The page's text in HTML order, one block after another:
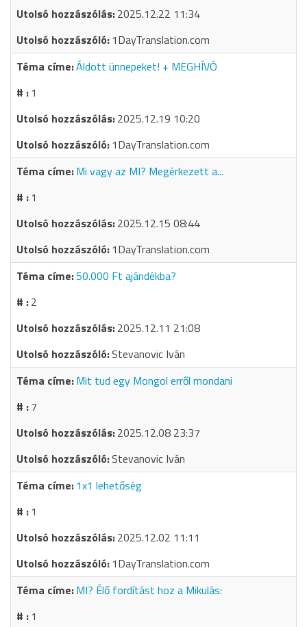
2025.12.22 11:34
1DayTranslation.com
Áldott ünnepeket! + MEGHÍVÓ
1
2025.12.19 10:20
1DayTranslation.com
Mi vagy az MI? Megérkezett a...
1
2025.12.15 08:44
1DayTranslation.com
50.000 Ft ajándékba?
2
2025.12.11 21:08
Stevanovic Iván
Mit tud egy Mongol erről mondani
7
2025.12.08 23:37
Stevanovic Iván
1x1 lehetőség
1
2025.12.02 11:11
1DayTranslation.com
MI? Élő fordítást hoz a Mikulás:
1